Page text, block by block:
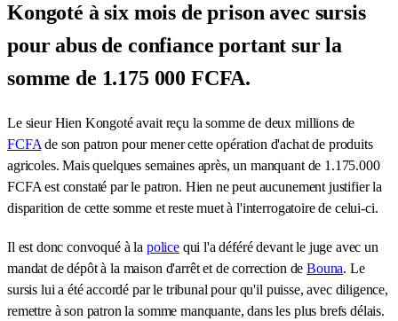
Kongoté à six mois de prison avec sursis
pour abus de confiance portant sur la
somme de 1.175 000 FCFA.
Le sieur Hien Kongoté avait reçu la somme de deux millions de
FCFA de son patron pour mener cette opération d'achat de produits
agricoles. Mais quelques semaines après, un manquant de 1.175.000
FCFA est constaté par le patron. Hien ne peut aucunement justifier la
disparition de cette somme et reste muet à l'interrogatoire de celui-ci.
Il est donc convoqué à la policequi l'a déféré devant le juge avec un
mandat de dépôt à la maison d'arrêt et de correction deBouna. Le
sursis lui a été accordé par le tribunal pour qu'il puisse, avec diligence,
remettre à son patron la somme manquante, dans les plus brefs délais.